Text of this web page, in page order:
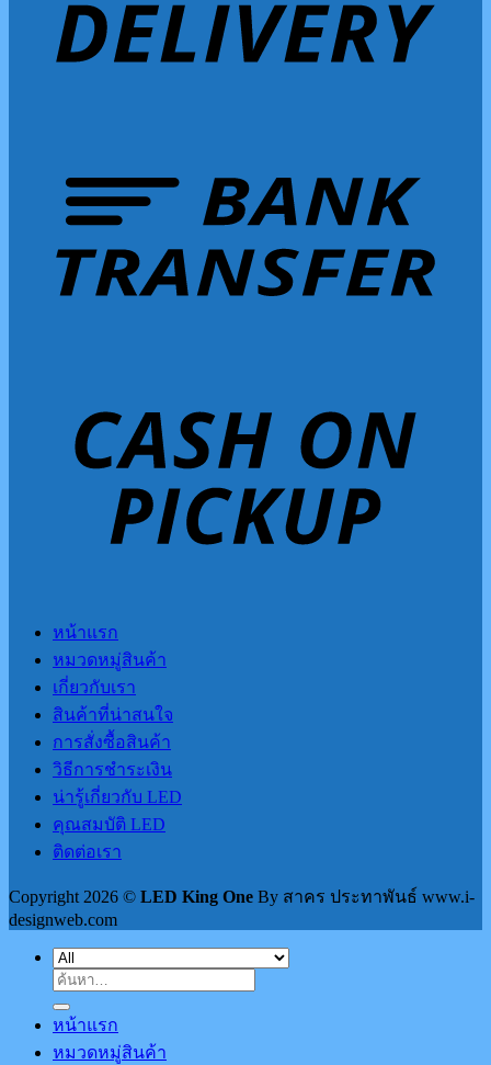
หน้าแรก
หมวดหมู่สินค้า
เกี่ยวกับเรา
สินค้าที่น่าสนใจ
การสั่งซื้อสินค้า
วิธีการชำระเงิน
น่ารู้เกี่ยวกับ LED
คุณสมบัติ LED
ติดต่อเรา
Copyright 2026 © LED King One By สาคร ประทาพันธ์ www.i-
designweb.com
ค้นหา:
หน้าแรก
หมวดหมู่สินค้า